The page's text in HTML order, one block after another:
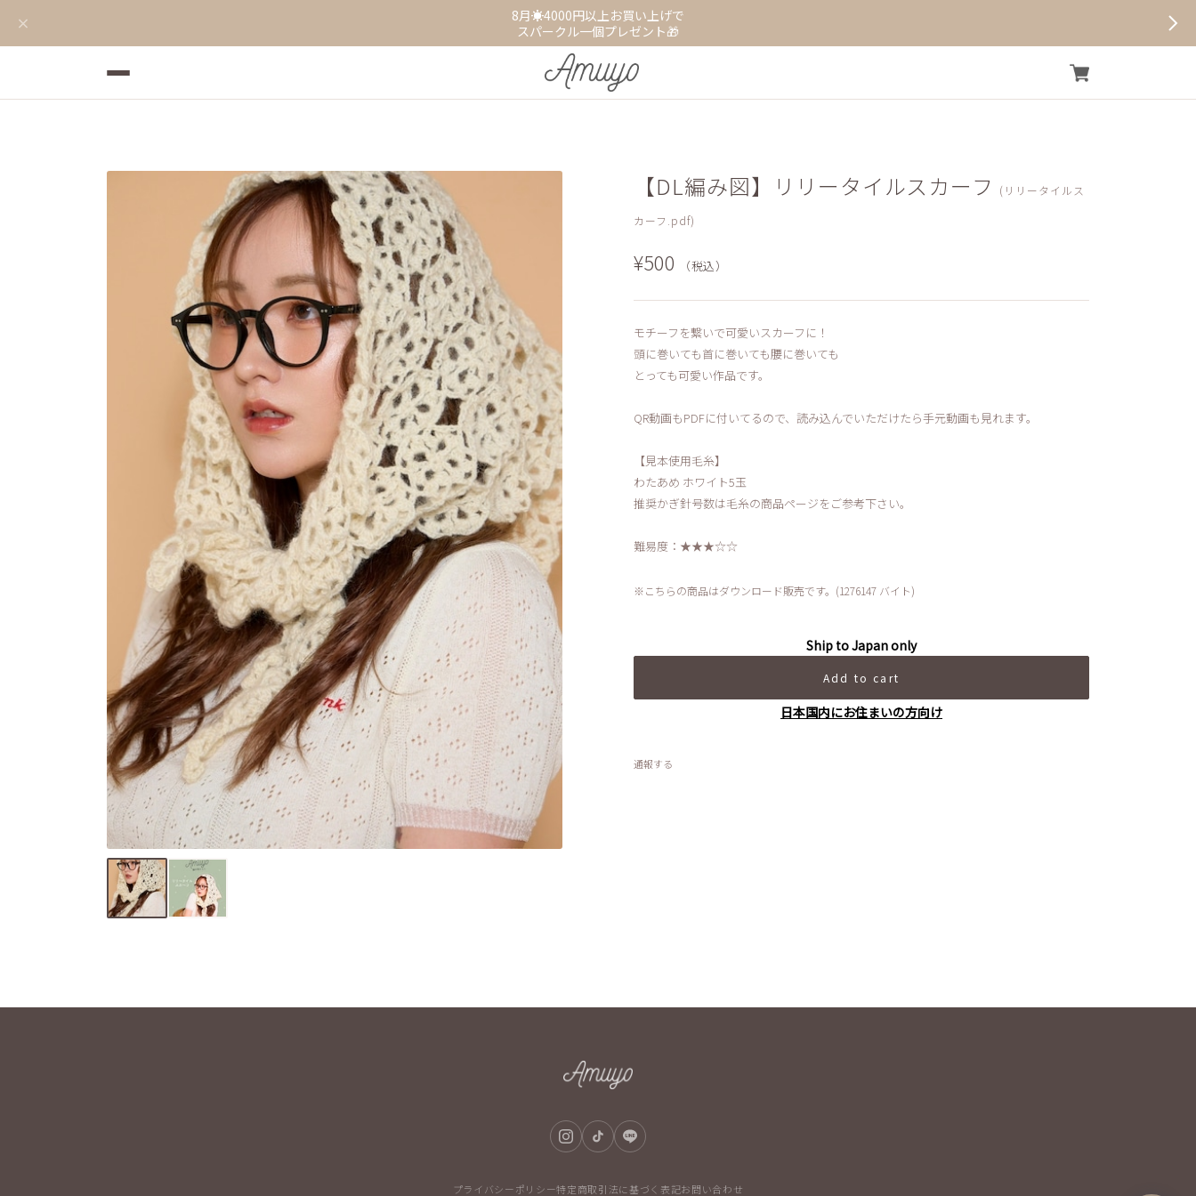
8月☀️4000円以上お買い上げで
スパークル一個プレゼント🎁
【DL編み図】リリータイルスカーフ
(リリータイルス
カーフ.pdf)
¥500 （税込）
モチーフを繋いで可愛いスカーフに！
頭に巻いても首に巻いても腰に巻いても
とっても可愛い作品です。
QR動画もPDFに付いてるので、読み込んでいただけたら手元動画も見れます。
【見本使用毛糸】
わたあめ ホワイト5玉
推奨かぎ針号数は毛糸の商品ページをご参考下さい。
難易度：★★★☆☆
※こちらの商品はダウンロード販売です。(1276147 バイト)
Ship to Japan only
Add to cart
日本国内にお住まいの方向け
通報する
プライバシーポリシー特定商取引法に基づく表記お問い合わせ